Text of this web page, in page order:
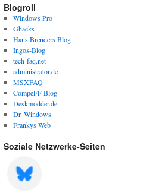
Blogroll
Windows Pro
Ghacks
Hans Brenders Blog
Ingos-Blog
tech-faq.net
administrator.de
MSXFAQ
CompeFF Blog
Deskmodder.de
Dr. Windows
Frankys Web
Soziale Netzwerke-Seiten